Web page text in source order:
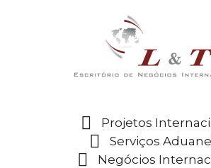
Projetos
Serviços
Negócios